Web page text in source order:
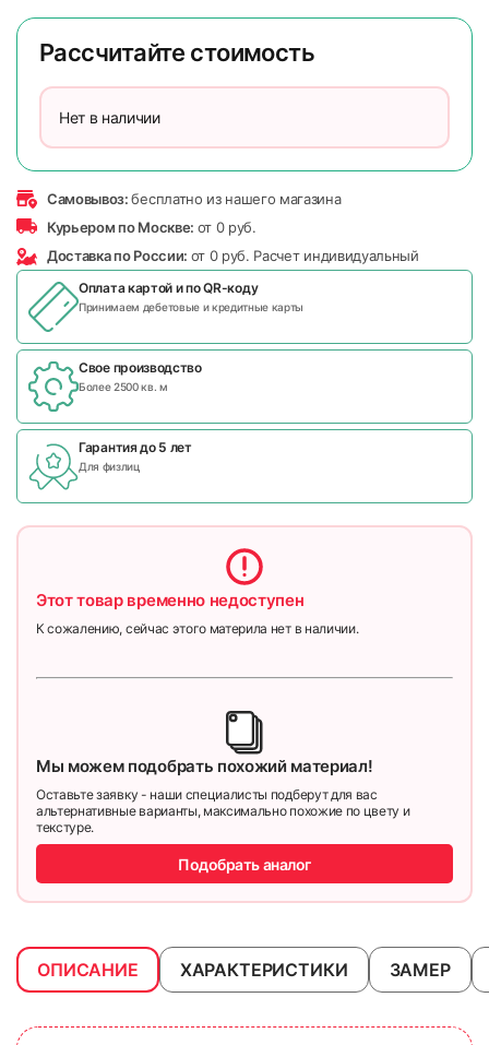
Рассчитайте стоимость
Нет в наличии
Самовывоз:бесплатно из нашего магазина
Курьером по Москве: от 0 руб.
Доставка по России: от 0 руб. Расчет индивидуальный
Оплата картой и поQR-коду
Принимаем дебетовые и кредитные карты
Свое производство
Более 2500 кв. м
Гарантия до 5 лет
Для физлиц
Этот товар временно недоступен
К сожалению, сейчас этого материла нет в наличии.
Мы можем подобрать похожий материал!
Оставьте заявку - наши специалисты подберут для вас
альтернативные варианты, максимально похожие по цвету и
текстуре.
Подобрать аналог
ОПИСАНИЕ ХАРАКТЕРИСТИКИ ЗАМЕР